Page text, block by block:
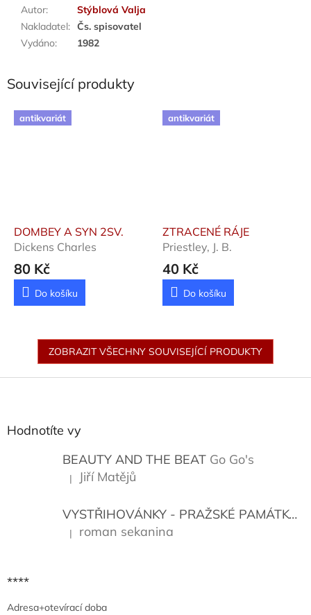
Autor:
Stýblová Valja
Nakladatel: Čs. spisovatel
Vydáno: 1982
Související produkty
antikvariát
DOMBEY A SYN 2SV.
Dickens Charles
80 Kč
Do košíku
antikvariát
ZTRACENÉ RÁJE
Priestley, J. B.
40 Kč
Do košíku
ZOBRAZIT VŠECHNY SOUVISEJÍCÍ PRODUKTY
Hodnotíte vy
BEAUTY AND THE BEAT Go Go's
Hodnocení produktu je 5 z 5 hvězdiček.
| Jiří Matějů
VYSTŘIHOVÁNKY - PRAŽSKÉ PAMÁTKY
Hodnocení produktu je 5 z 5 hvězdiček.
| roman sekanina
****
Adresa+otevírací doba